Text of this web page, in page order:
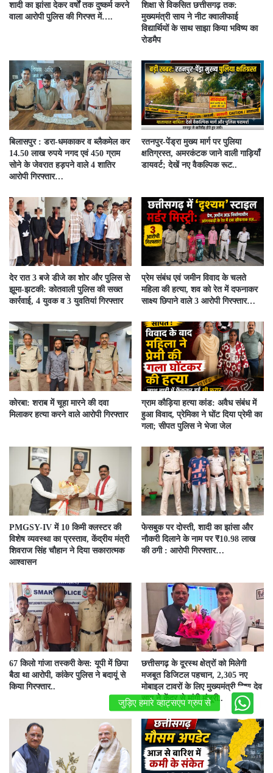
शादी का झांसा देकर वर्षों तक दुष्कर्म करने
वाला आरोपी पुलिस की गिरफ्त में….
शिक्षा से विकसित छत्तीसगढ़ तक:
मुख्यमंत्री साय ने नीट क्वालीफाई
विद्यार्थियों के साथ साझा किया भविष्य का
रोडमैप
बिलासपुर : डरा-धमकाकर व ब्लैकमेल कर
14.50 लाख रुपये नगद एवं 450 ग्राम
सोने के जेवरात हड़पने वाले 4 शातिर
आरोपी गिरफ्तार…
रतनपुर-पेंड्रा मुख्य मार्ग पर पुलिया
क्षतिग्रस्त, अमरकंटक जाने वाली गाड़ियाँ
डायवर्ट; देखें नए वैकल्पिक रूट..
देर रात 3 बजे डीजे का शोर और पुलिस से
झूमा-झटकी: कोतवाली पुलिस की सख्त
कार्रवाई, 4 युवक व 3 युवतियां गिरफ्तार
प्रेम संबंध एवं जमीन विवाद के चलते
महिला की हत्या, शव को रेत में दफनाकर
साक्ष्य छिपाने वाले 3 आरोपी गिरफ्तार…
कोरबा: शराब में चूहा मारने की दवा
मिलाकर हत्या करने वाले आरोपी गिरफ्तार
ग्राम कौड़िया हत्या कांड: अवैध संबंध में
हुआ विवाद, प्रेमिका ने घोंट दिया प्रेमी का
गला; सीपत पुलिस ने भेजा जेल
PMGSY-IV में 10 किमी क्लस्टर की
विशेष व्यवस्था का प्रस्ताव, केंद्रीय मंत्री
शिवराज सिंह चौहान ने दिया सकारात्मक
आश्वासन
फेसबुक पर दोस्ती, शादी का झांसा और
नौकरी दिलाने के नाम पर ₹10.98 लाख
की ठगी : आरोपी गिरफ्तार…
67 किलो गांजा तस्करी केस: यूपी में छिपा
बैठा था आरोपी, कांकेर पुलिस ने बदायूं से
किया गिरफ्तार..
छत्तीसगढ़ के दूरस्थ क्षेत्रों को मिलेगी
मजबूत डिजिटल पहचान, 2,305 नए
मोबाइल टावरों के लिए मुख्यमंत्री विष्णु देव
साय ने केंद्र से मांगी मंजूरी..